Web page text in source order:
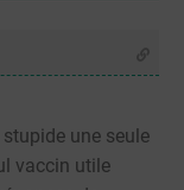
une seule
vaccin utile